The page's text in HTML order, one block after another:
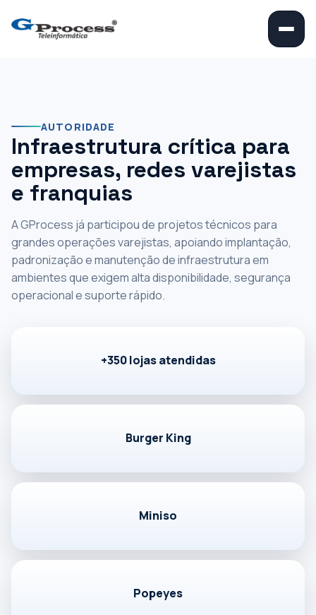
grandes operações
varejistas
Participamos de projetos técnicos para Burger King, Miniso e
Popeyes, com atuação em infraestrutura, segurança,
conectividade e suporte para ambientes de alta demanda.
+350 lojas atendidas
Conhecer estudos de caso
‹
AUTORIDADE
Infraestrutura crítica para
empresas, redes varejistas
e franquias
A GProcess já participou de projetos técnicos para
grandes operações varejistas, apoiando implantação,
padronização e manutenção de infraestrutura em
ambientes que exigem alta disponibilidade, segurança
operacional e suporte rápido.
+350 lojas atendidas
Burger King
Miniso
Popeyes